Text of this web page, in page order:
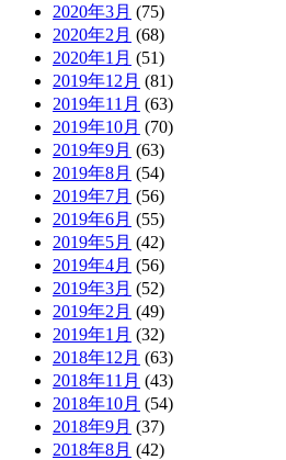
2020年3月 (75)
2020年2月 (68)
2020年1月 (51)
2019年12月 (81)
2019年11月 (63)
2019年10月 (70)
2019年9月 (63)
2019年8月 (54)
2019年7月 (56)
2019年6月 (55)
2019年5月 (42)
2019年4月 (56)
2019年3月 (52)
2019年2月 (49)
2019年1月 (32)
2018年12月 (63)
2018年11月 (43)
2018年10月 (54)
2018年9月 (37)
2018年8月 (42)